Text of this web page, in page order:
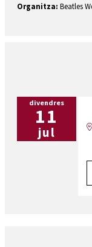
Organitza: Beatles
divendres
11
jul